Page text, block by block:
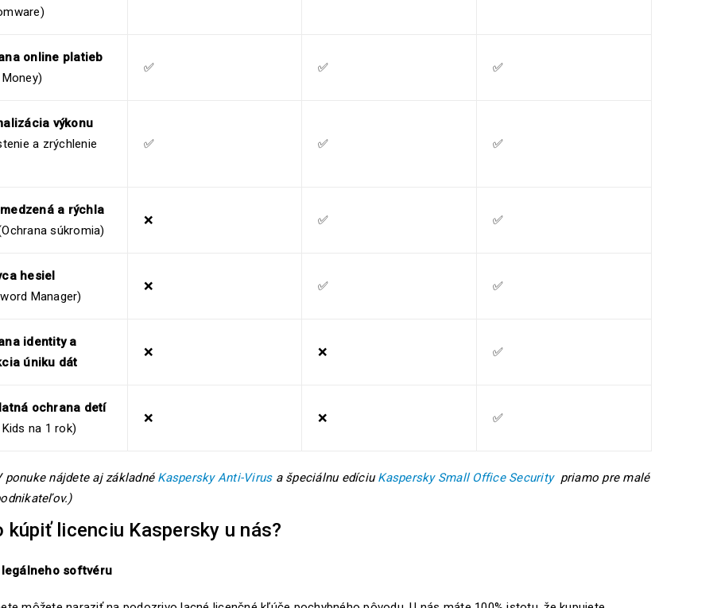
online platieb
✅ ✅ ✅
výkonu
a zrýchlenie
✅ ✅ ✅
a rýchla
súkromia)
❌ ✅ ✅
hesiel
Manager)
❌ ✅ ✅
identity a
úniku dát
❌ ❌ ✅
ochrana detí
na 1 rok)
❌ ❌ ✅
ponuke nájdete aj základné Kaspersky Anti-Virusa špeciálnu edíciuKaspersky Small Office Securitypriamo pre malé
kúpiť licenciu Kaspersky u nás?
softvéru